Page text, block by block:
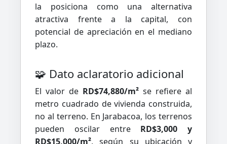
la posiciona como una alternativa
atractiva frente a la capital, con
potencial de apreciación en el mediano
plazo.
🧩 Dato aclaratorio adicional
El valor de RD$74,880/m² se refiere al
metro cuadrado de vivienda construida,
no al terreno. En Jarabacoa, los terrenos
pueden oscilar entre RD$3,000 y
RD$15,000/m², según su ubicación y